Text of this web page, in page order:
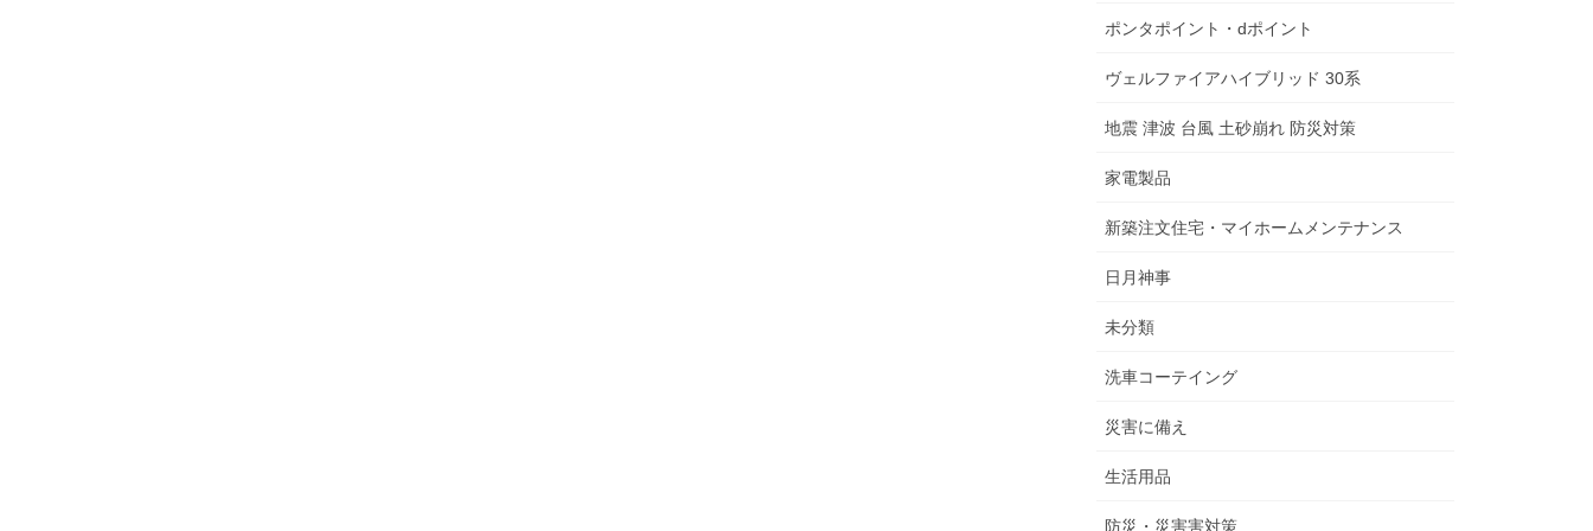
ポンタポイント・dポイント
ヴェルファイアハイブリッド 30系
地震 津波 台風 土砂崩れ 防災対策
家電製品
新築注文住宅・マイホームメンテナンス
日月神事
未分類
洗車コーテイング
災害に備え
生活用品
防災・災害害対策